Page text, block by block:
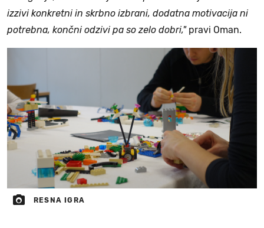
izzivi konkretni in skrbno izbrani, dodatna motivacija ni
potrebna, končni odzivi pa so zelo dobri,"pravi Oman.
RESNA IGRA